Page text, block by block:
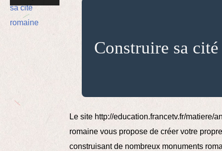
Construire sa
Le site http://education.francetv.fr/matiere/
romaine vous propose de créer votre
construisant de nombreux monuments